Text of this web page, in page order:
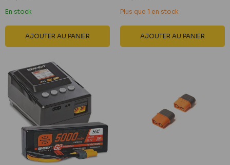
réduit
En stock
AJOUTER AU PANIER
réduit
Plus que 1 en stock
AJOUTER AU PANIER